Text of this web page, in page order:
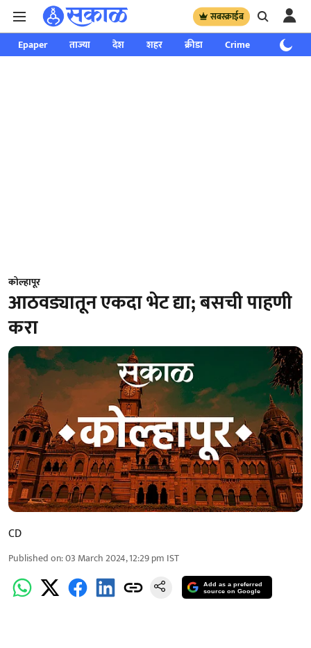
सबस्क्राईब
Epaper ताज्या देश शहर क्रीडा Crime साप्ताहिक
कोल्हापूर
आठवड्यातून एकदा भेट द्या; बसची पाहणी
करा
CD
Published on:03 March 2024, 12:29 pm IST
Add as a preferred
source on Google